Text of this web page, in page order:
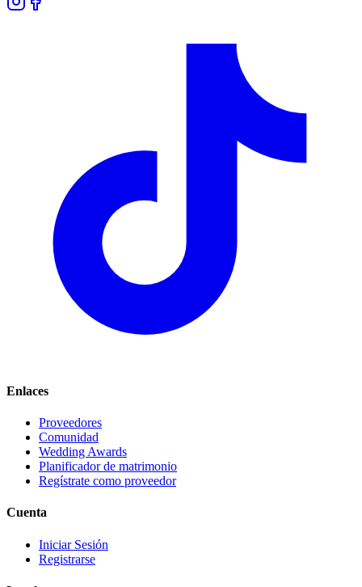
Enlaces
Proveedores
Comunidad
Wedding Awards
Planificador de matrimonio
Regístrate como proveedor
Cuenta
Iniciar Sesión
Registrarse